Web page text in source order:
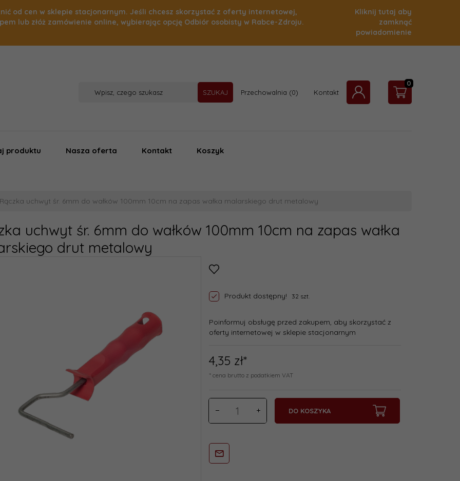
od cen w sklepie stacjonarnym. Jeśli chcesz skorzystać z oferty internetowej,
lub złóż zamówienie online, wybierając opcję Odbiór osobisty w Rabce-Zdroju.
Kliknij tutaj aby
zamknąć
powiadomienie
SZUKAJ Przechowalnia Kontakt
0
produktu Nasza oferta Kontakt Koszyk
Rączka uchwyt śr. 6mm do wałków 100mm 10cm na zapas wałka malarskiego drut metalowy
uchwyt śr. 6mm do wałków 100mm 10cm na zapas wałka
drut metalowy
Produkt dostępny! 32 szt.
Poinformuj obsługę przed zakupem, aby skorzystać z
oferty internetowej w sklepie stacjonarnym
4,35 zł*
* cena brutto z podatkiem VAT
DO KOSZYKA